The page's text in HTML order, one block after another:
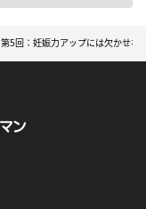
第5回：妊娠力アップには欠かせ